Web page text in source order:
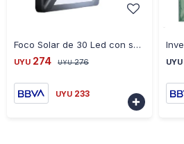
Foco Solar de 30 Led con sensor de movimiento
UYU 274 UYU 276
UYU 233

UYU